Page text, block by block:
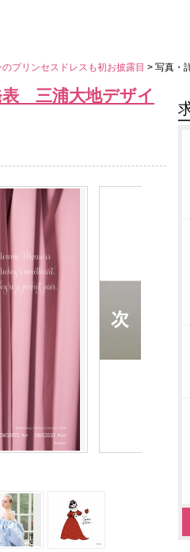
プリンセスドレスも初お披露目 > 写真・
表 三浦大地デザイ